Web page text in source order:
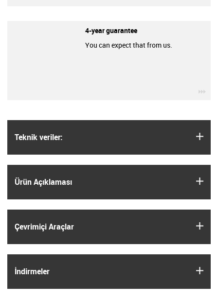
Teknik veriler:
Ürün Açıklaması
Çevrimiçi Araçlar
İndirmeler
4-year guarantee
You can expect that from us.